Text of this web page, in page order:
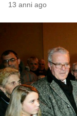
13 anni ago